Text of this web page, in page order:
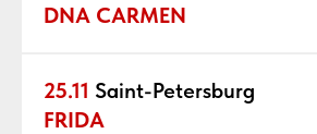
DNA CARMEN
25.11 Saint-Petersburg
FRIDA